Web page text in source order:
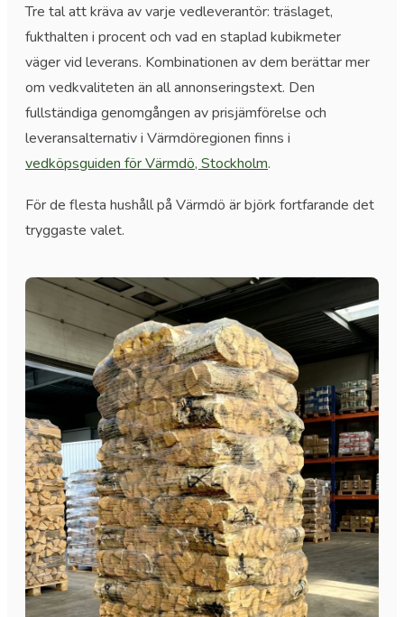
Tre tal att kräva av varje vedleverantör: träslaget,
fukthalten i procent och vad en staplad kubikmeter
väger vid leverans. Kombinationen av dem berättar mer
om vedkvaliteten än all annonseringstext. Den
fullständiga genomgången av prisjämförelse och
leveransalternativ i Värmdöregionen finns i
vedköpsguiden för Värmdö, Stockholm.
För de flesta hushåll på Värmdö är björk fortfarande det
tryggaste valet.